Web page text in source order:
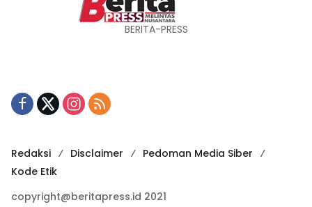
BERITA-PRESS
Redaksi Disclaimer
Pedoman Media Siber
Kode Etik
copyright@beritapress.id 2021